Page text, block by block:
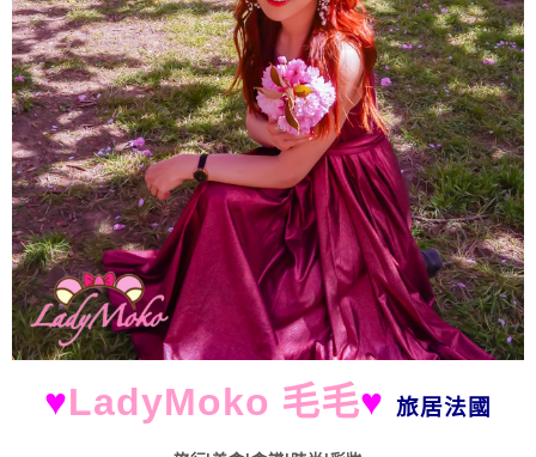
♥LadyMoko 毛毛♥ 旅居法國